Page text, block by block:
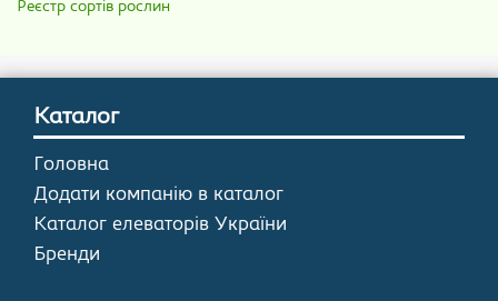
Реєстр сортів рослин
Каталог
Головна
Додати компанію в каталог
Каталог елеваторів України
Бренди